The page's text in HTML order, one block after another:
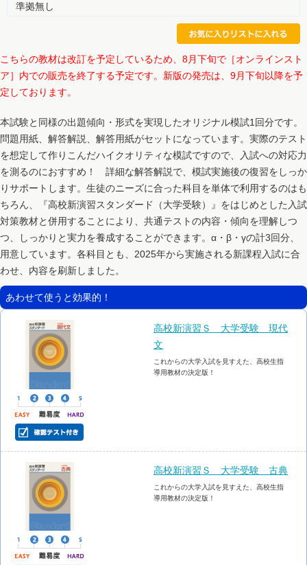
準拠無し
こちらの教材は改訂を予定しているため、8月下旬で［オンラインスト
ア］内での販売を終了する予定です。新版の発売は、9月下旬以降を予
定しております。
本試験と同様の出題傾向・形式を実現したオリジナル模試1回分です。
問題用紙、解答解説、解答用紙がセットになっています。実際のテスト
を想定して作りこんだハイクオリティな模試ですので、入試への対応力
を測るのにおすすめ！ 詳細な解答解説で、模試実施後の復習をしっか
りサポートします。生徒のニーズに合った科目を単体で利用するのはも
ちろん、『高校新演習スタンダード（大学受験）』をはじめとした入試
対策教材と併用することにより、共通テストの内容・傾向を理解しつ
つ、しっかりと実力を養成することができます。α・β・γの計3回分、
用意しています。各科目とも、2025年から実施される新課程入試に合
わせ、内容を刷新しました。
あわせて使うと効果的！
高校新演習Ｓ 大学受験 現代
文
これからの大学入試を見すえた、高校生指
導用教材の決定版！
高校新演習Ｓ 大学受験 古典
これからの大学入試を見すえた、高校生指
導用教材の決定版！